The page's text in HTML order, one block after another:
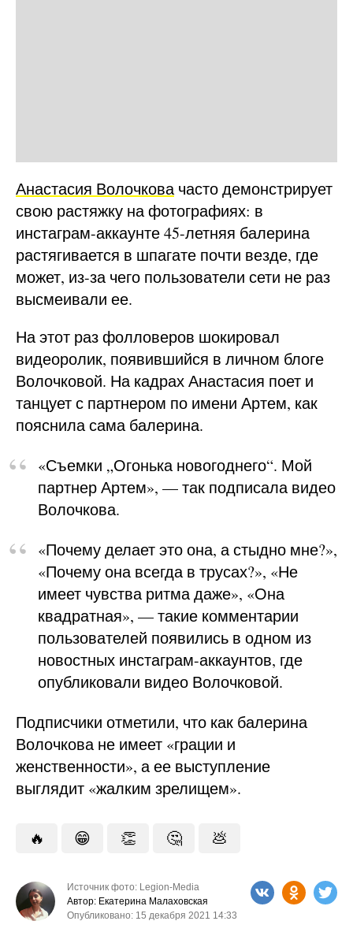
Анастасия Волочковачасто демонстрирует
свою растяжку на фотографиях: в
инстаграм-аккаунте 45-летняя балерина
растягивается в шпагате почти везде, где
может, из-за чего пользователи сети не раз
высмеивали ее.
На этот раз фолловеров шокировал
видеоролик, появившийся в личном блоге
Волочковой. На кадрах Анастасия поет и
танцует с партнером по имени Артем, как
пояснила сама балерина.
«Съемки „Огонька новогоднего“. Мой
партнер Артем», — так подписала видео
Волочкова.
«Почему делает это она, а стыдно мне?»,
«Почему она всегда в трусах?», «Не
имеет чувства ритма даже», «Она
квадратная», — такие комментарии
пользователей появились в одном из
новостных инстаграм-аккаунтов, где
опубликовали видео Волочковой.
Подписчики отметили, что как балерина
Волочкова не имеет «грации и
женственности», а ее выступление
выглядит «жалким зрелищем».
🔥 😁 👏 🤔 💩
Источник фото: Legion-Media
Автор: Екатерина Малаховская
Опубликовано: 15 декабря 2021 14:33